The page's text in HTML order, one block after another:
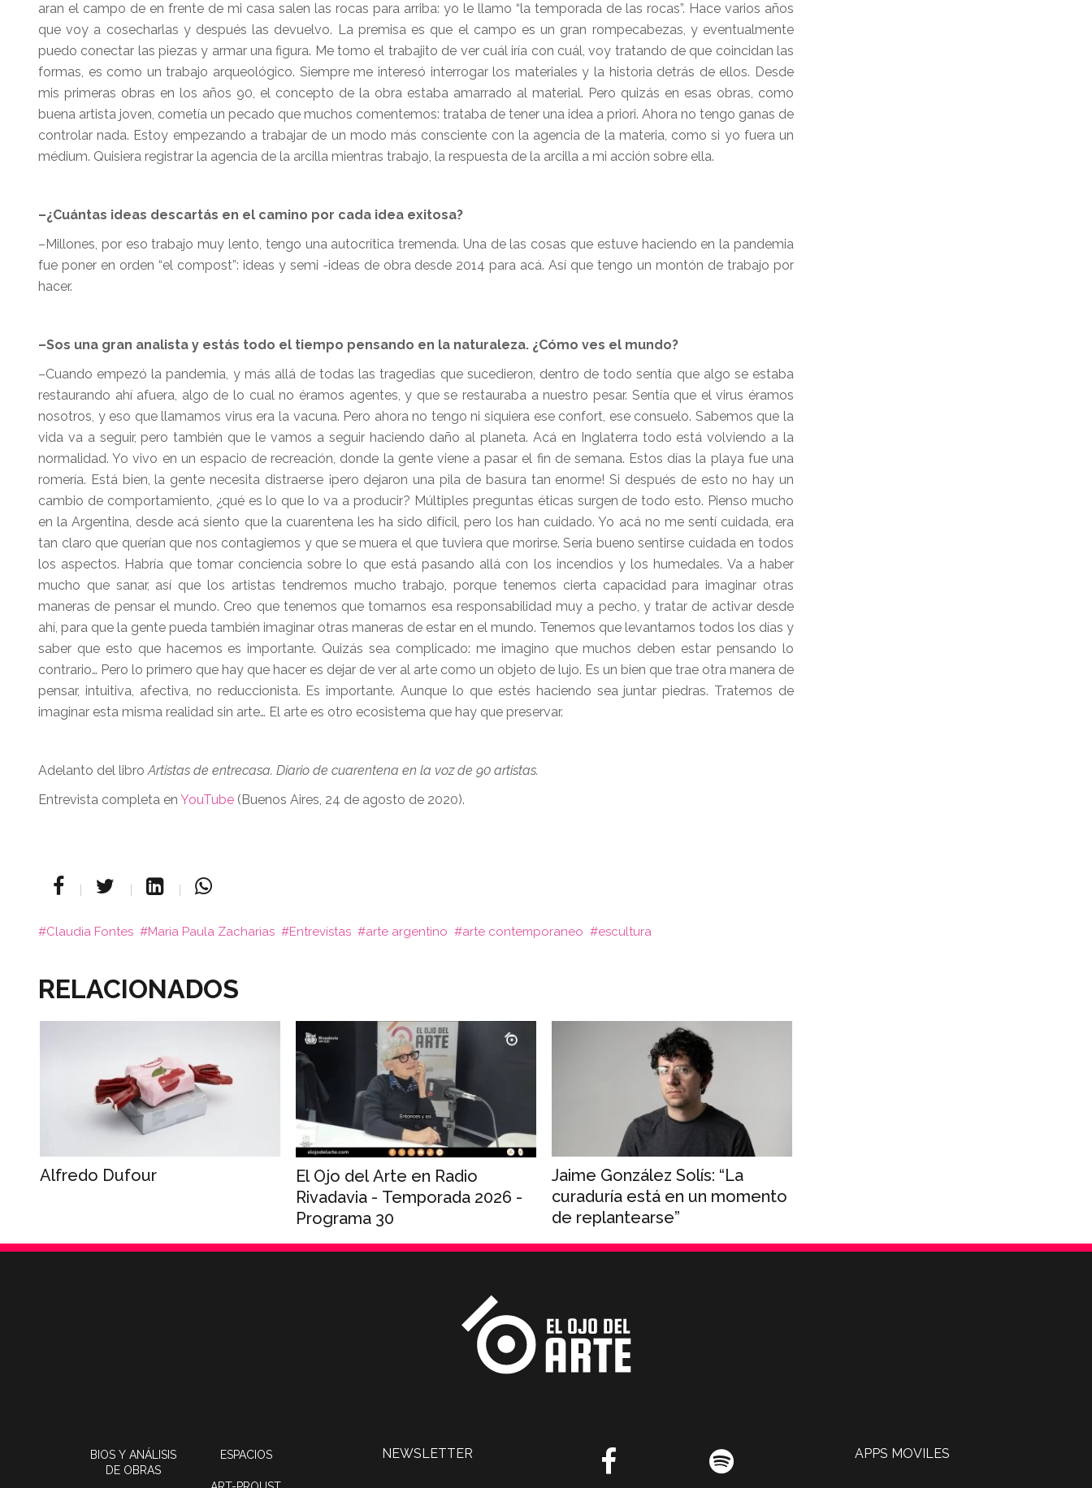
aran el campo de en frente de mi casa salen las rocas para arriba: yo le llamo “la temporada de las rocas”. Hace varios años
que voy a cosecharlas y después las devuelvo. La premisa es que el campo es un gran rompecabezas, y eventualmente
puedo conectar las piezas y armar una figura. Me tomo el trabajito de ver cuál iría con cuál, voy tratando de que coincidan las
formas, es como un trabajo arqueológico. Siempre me interesó interrogar los materiales y la historia detrás de ellos. Desde
mis primeras obras en los años 90, el concepto de la obra estaba amarrado al material. Pero quizás en esas obras, como
buena artista joven, cometía un pecado que muchos comentemos: trataba de tener una idea a priori. Ahora no tengo ganas de
controlar nada. Estoy empezando a trabajar de un modo más consciente con la agencia de la materia, como si yo fuera un
médium. Quisiera registrar la agencia de la arcilla mientras trabajo, la respuesta de la arcilla a mi acción sobre ella.
–¿Cuántas ideas descartás en el camino por cada idea exitosa?
–Millones, por eso trabajo muy lento, tengo una autocrítica tremenda. Una de las cosas que estuve haciendo en la pandemia
fue poner en orden “el compost”: ideas y semi -ideas de obra desde 2014 para acá. Así que tengo un montón de trabajo por
hacer.
–Sos una gran analista y estás todo el tiempo pensando en la naturaleza. ¿Cómo ves el mundo?
–Cuando empezó la pandemia, y más allá de todas las tragedias que sucedieron, dentro de todo sentía que algo se estaba
restaurando ahí afuera, algo de lo cual no éramos agentes, y que se restauraba a nuestro pesar. Sentía que el virus éramos
nosotros, y eso que llamamos virus era la vacuna. Pero ahora no tengo ni siquiera ese confort, ese consuelo. Sabemos que la
vida va a seguir, pero también que le vamos a seguir haciendo daño al planeta. Acá en Inglaterra todo está volviendo a la
normalidad. Yo vivo en un espacio de recreación, donde la gente viene a pasar el fin de semana. Estos días la playa fue una
romería. Está bien, la gente necesita distraerse ¡pero dejaron una pila de basura tan enorme! Si después de esto no hay un
cambio de comportamiento, ¿qué es lo que lo va a producir? Múltiples preguntas éticas surgen de todo esto. Pienso mucho
en la Argentina, desde acá siento que la cuarentena les ha sido difícil, pero los han cuidado. Yo acá no me sentí cuidada, era
tan claro que querían que nos contagiemos y que se muera el que tuviera que morirse. Sería bueno sentirse cuidada en todos
los aspectos. Habría que tomar conciencia sobre lo que está pasando allá con los incendios y los humedales. Va a haber
mucho que sanar, así que los artistas tendremos mucho trabajo, porque tenemos cierta capacidad para imaginar otras
maneras de pensar el mundo. Creo que tenemos que tomarnos esa responsabilidad muy a pecho, y tratar de activar desde
ahí, para que la gente pueda también imaginar otras maneras de estar en el mundo. Tenemos que levantarnos todos los días y
saber que esto que hacemos es importante. Quizás sea complicado: me imagino que muchos deben estar pensando lo
contrario… Pero lo primero que hay que hacer es dejar de ver al arte como un objeto de lujo. Es un bien que trae otra manera de
pensar, intuitiva, afectiva, no reduccionista. Es importante. Aunque lo que estés haciendo sea juntar piedras. Tratemos de
imaginar esta misma realidad sin arte… El arte es otro ecosistema que hay que preservar.
Adelanto del libroArtistas de entrecasa. Diario de cuarentena en la voz de 90 artistas.
Entrevista completa en YouTube (Buenos Aires, 24 de agosto de 2020).
Claudia Fontes Maria Paula Zacharias Entrevistas arte argentino arte contemporaneo escultura
RELACIONADOS
Alfredo Dufour
El Ojo del Arte en Radio
Rivadavia - Temporada 2026 -
Programa 30
Jaime González Solís: “La
curaduría está en un momento
de replantearse”
BIOS Y ANÁLISIS
DE OBRAS
ESPACIOS NEWSLETTER APPS MOVILES